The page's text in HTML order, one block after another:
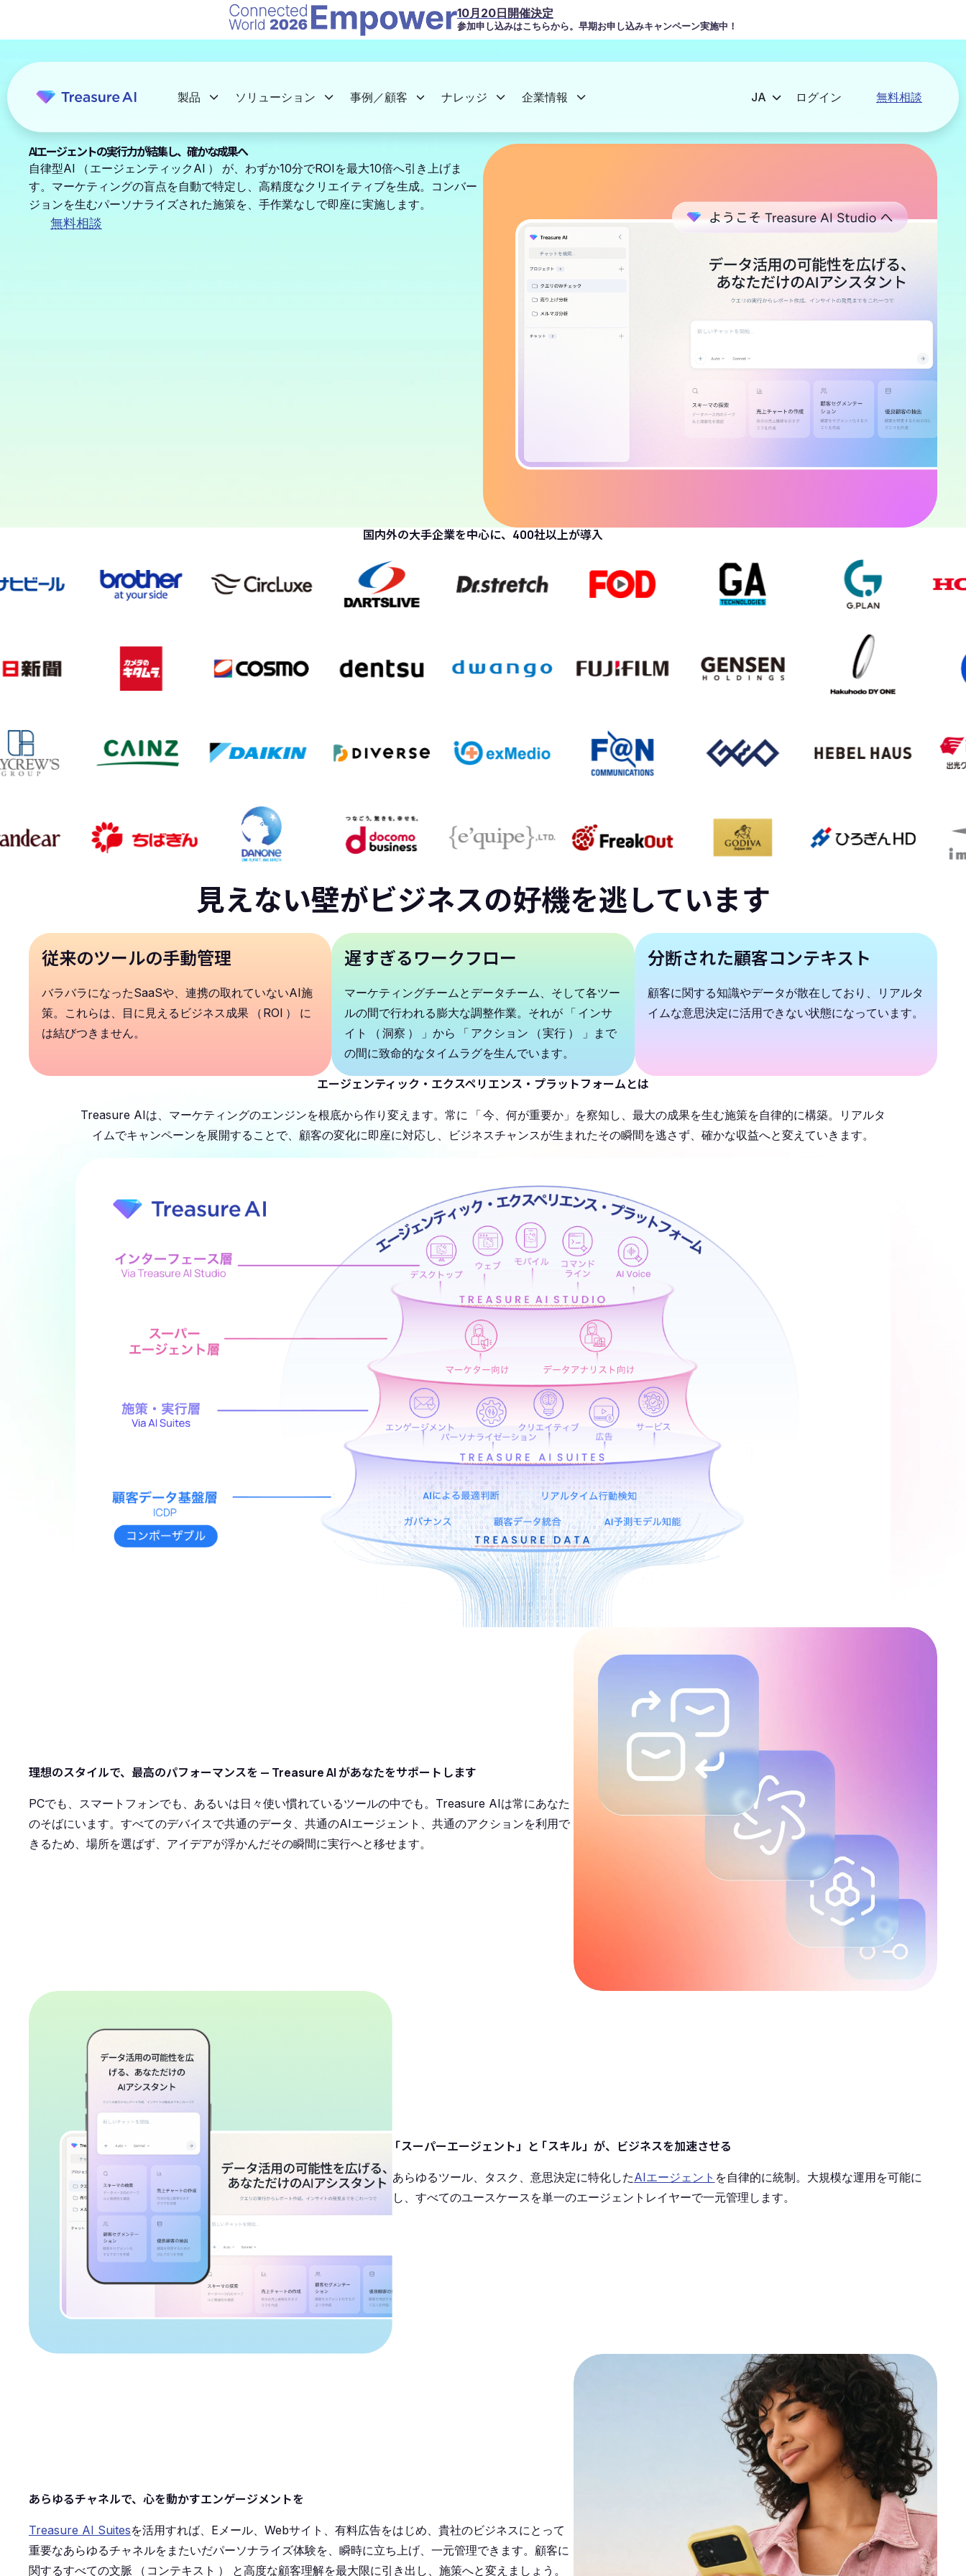
製品 ソリューション 事例／顧客 ナレッジ 企業情報 ログイン 無料相談
10月20日開催決定
参加申し込みはこちらから。早期お申し込みキャンペーン実施中！
AIエージェントの実行力が結集し、確かな成果へ
自律型AI （ エージェンティックAI ）
が、わずか10分でROIを最大10倍へ引き上げま
す。マーケティングの盲点を自動で特定し、高精度なクリエイティブを生成。コンバー
ジョンを生むパーソナライズされた施策を、手作業なしで即座に実施します。
無料相談
国内外の大手企業を中心に、 400社以上が導入
見えない壁がビジネスの好機を逃しています
従来のツールの手動管理
バラバラになったSaaSや、連携の取れていないAI施
策。これらは、目に見えるビジネス成果
（ ROI ）
に
は結びつきません。
遅すぎるワークフロー
マーケティングチームとデータチーム、そして各ツー
ルの間で行われる膨大な調整作業。それが 「 インサ
イト
（ 洞察 ） 」から 「 アクション （実行 ）
」まで
の間に致命的なタイムラグを生んでいます。
分断された顧客コンテキスト
顧客に関する知識やデータが散在しており、リアルタ
イムな意思決定に活用できない状態になっています。
エージェンティック・エクスペリエンス・プラットフォームとは
Treasure AIは、マーケティングのエンジンを根底から作り変えます。常に 「今、何が重要か」を察知し、最大の成果を生む施策を自律的に構築。リアルタ
イムでキャンペーンを展開することで、顧客の変化に即座に対応し、ビジネスチャンスが生まれたその瞬間を逃さず、確かな収益へと変えていきます。
理想のスタイルで、最高のパフォーマンスを — Treasure AI があなたをサポートします
PCでも、スマートフォンでも、あるいは日々使い慣れているツールの中でも。Treasure AIは常にあなた
のそばにいます。すべてのデバイスで共通のデータ、共通のAIエージェント、共通のアクションを利用で
きるため、場所を選ばず、アイデアが浮かんだその瞬間に実行へと移せます。
「スーパーエージェント」と 「スキル」が、ビジネスを加速させる
あらゆるツール、タスク、意思決定に特化したAIエージェント を自律的に統制。大規模な運用を可能に
し、すべてのユースケースを単一のエージェントレイヤーで一元管理します。
あらゆるチャネルで、心を動かすエンゲージメントを
Treasure AI Suitesを活用すれば、Eメール、Webサイト、有料広告をはじめ、貴社のビジネスにとって
重要なあらゆるチャネルをまたいだパーソナライズ体験を、瞬時に立ち上げ、一元管理できます。顧客に
関するすべての文脈
（ コンテキスト ） と高度な顧客理解を最大限に引き出し、施策へと変えましょう。